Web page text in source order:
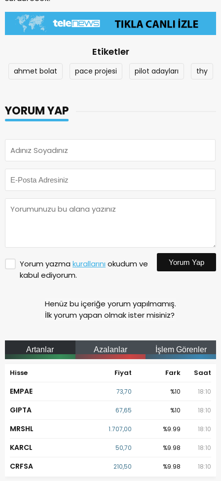
Etiketler
ahmet bolat pace projesi pilot adayları thy
YORUM YAP
Yorum yazma kurallarını okudum ve
kabul ediyorum.
Yorum Yap
Henüz bu içeriğe yorum yapılmamış.
İlk yorum yapan olmak ister misiniz?
Artanlar Azalanlar İşlem Görenler
Hisse Fiyat Fark Saat
EMPAE 73,70 %10 18:10
GIPTA 67,65 %10 18:10
MRSHL 1.707,00 %9.99 18:10
KARCL 50,70 %9.98 18:10
CRFSA 210,50 %9.98 18:10